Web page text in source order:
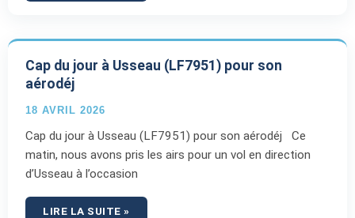
Cap du jour à Usseau (LF7951) pour son
aérodéj
18 AVRIL 2026
Cap du jour à Usseau (LF7951) pour son aérodéj Ce
matin, nous avons pris les airs pour un vol en direction
d’Usseau à l’occasion
LIRE LA SUITE »